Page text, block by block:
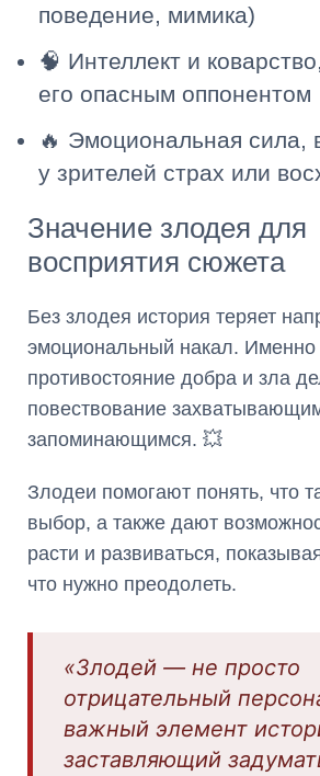
поведение, мимика)
🧠 Интеллект и
его опасным оппонентом
🔥 Эмоциональная
у зрителей страх или
Значение злодея для
восприятия сюжета
Без злодея история теряет
эмоциональный накал. Именно
противостояние добра и зла
повествование
запоминающимся. 💥
Злодеи помогают понять, что
выбор, а также дают
расти и развиваться,
что нужно преодолеть.
«Злодей — не просто
отрицательный
важный элемент
заставляющий